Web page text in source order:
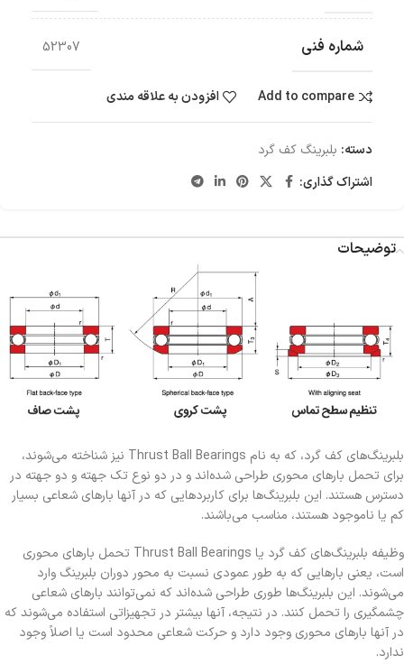
شماره فنی 52307
Add to compare افزودن به علاقه مندی
دسته: بلبرینگ کف گرد
اشتراک گذاری:
توضیحات
بلبرینگ‌های کف گرد، که به نام Thrust Ball Bearings نیز شناخته می‌شوند،
برای تحمل بارهای محوری طراحی شده‌اند و در دو نوع تک جهته و دو جهته در
دسترس هستند. این بلبرینگ‌ها برای کاربردهایی که در آنها بارهای شعاعی بسیار
کم یا ناموجود هستند، مناسب می‌باشند.
وظیفه بلبرینگ‌های کف گرد یا Thrust Ball Bearings تحمل بارهای محوری
است، یعنی بارهایی که به طور عمودی نسبت به محور دوران بلبرینگ وارد
می‌شوند. این بلبرینگ‌ها طوری طراحی شده‌اند که نمی‌توانند بارهای شعاعی
چشمگیری را تحمل کنند. در نتیجه، آنها بیشتر در تجهیزاتی استفاده می‌شوند که
در آنها بارهای محوری وجود دارد و حرکت شعاعی محدود است یا اصلاً وجود
ندارد.